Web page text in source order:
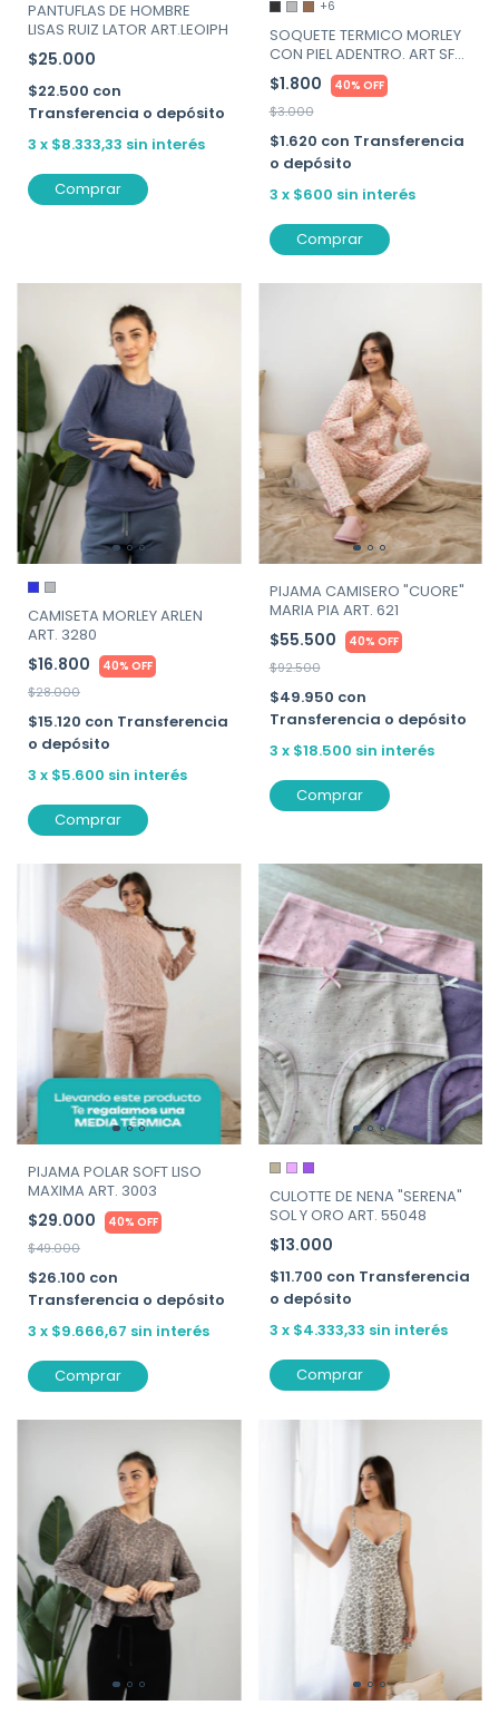
PANTUFLAS DE HOMBRE
LISAS RUIZ LATOR ART.LEOIPH
$25.000
$22.500 con
Transferencia o depósito
3 x $8.333,33 sin interés
Comprar
+6
SOQUETE TERMICO MORLEY
CON PIEL ADENTRO. ART SFB-
MEDIA
$1.800 40% OFF
$3.000
$1.620 con Transferencia
o depósito
3 x $600 sin interés
Comprar
CAMISETA MORLEY ARLEN
ART. 3280
$16.800 40% OFF
$28.000
$15.120 con Transferencia
o depósito
3 x $5.600 sin interés
Comprar
PIJAMA CAMISERO "CUORE"
MARIA PIA ART. 621
$55.500 40% OFF
$92.500
$49.950 con
Transferencia o depósito
3 x $18.500 sin interés
Comprar
PIJAMA POLAR SOFT LISO
MAXIMA ART. 3003
$29.000 40% OFF
$49.000
$26.100 con
Transferencia o depósito
3 x $9.666,67 sin interés
Comprar
CULOTTE DE NENA "SERENA"
SOL Y ORO ART. 55048
$13.000
$11.700 con Transferencia
o depósito
3 x $4.333,33 sin interés
Comprar